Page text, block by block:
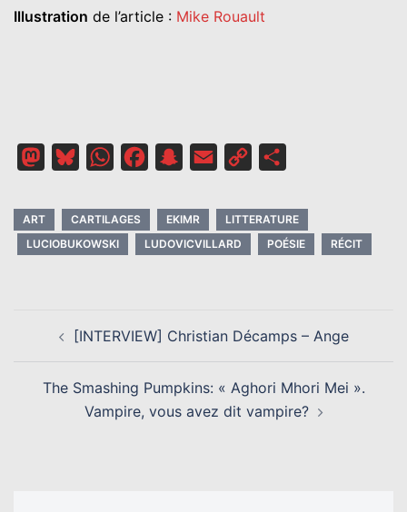
Illustration de l’article : Mike Rouault
MastodonBlueskyWhatsAppFacebookSnapchat
Email
Copy
ART CARTILAGES EKIMR
LITTERATURE
LUCIOBUKOWSKI
LUDOVICVILLARD POÉSIE RÉCIT
D’ARTICLE[INTERVIEW] Christian Décamps – Ange
The Smashing Pumpkins: « Aghori Mhori Mei ».
Vampire, vous avez dit vampire?